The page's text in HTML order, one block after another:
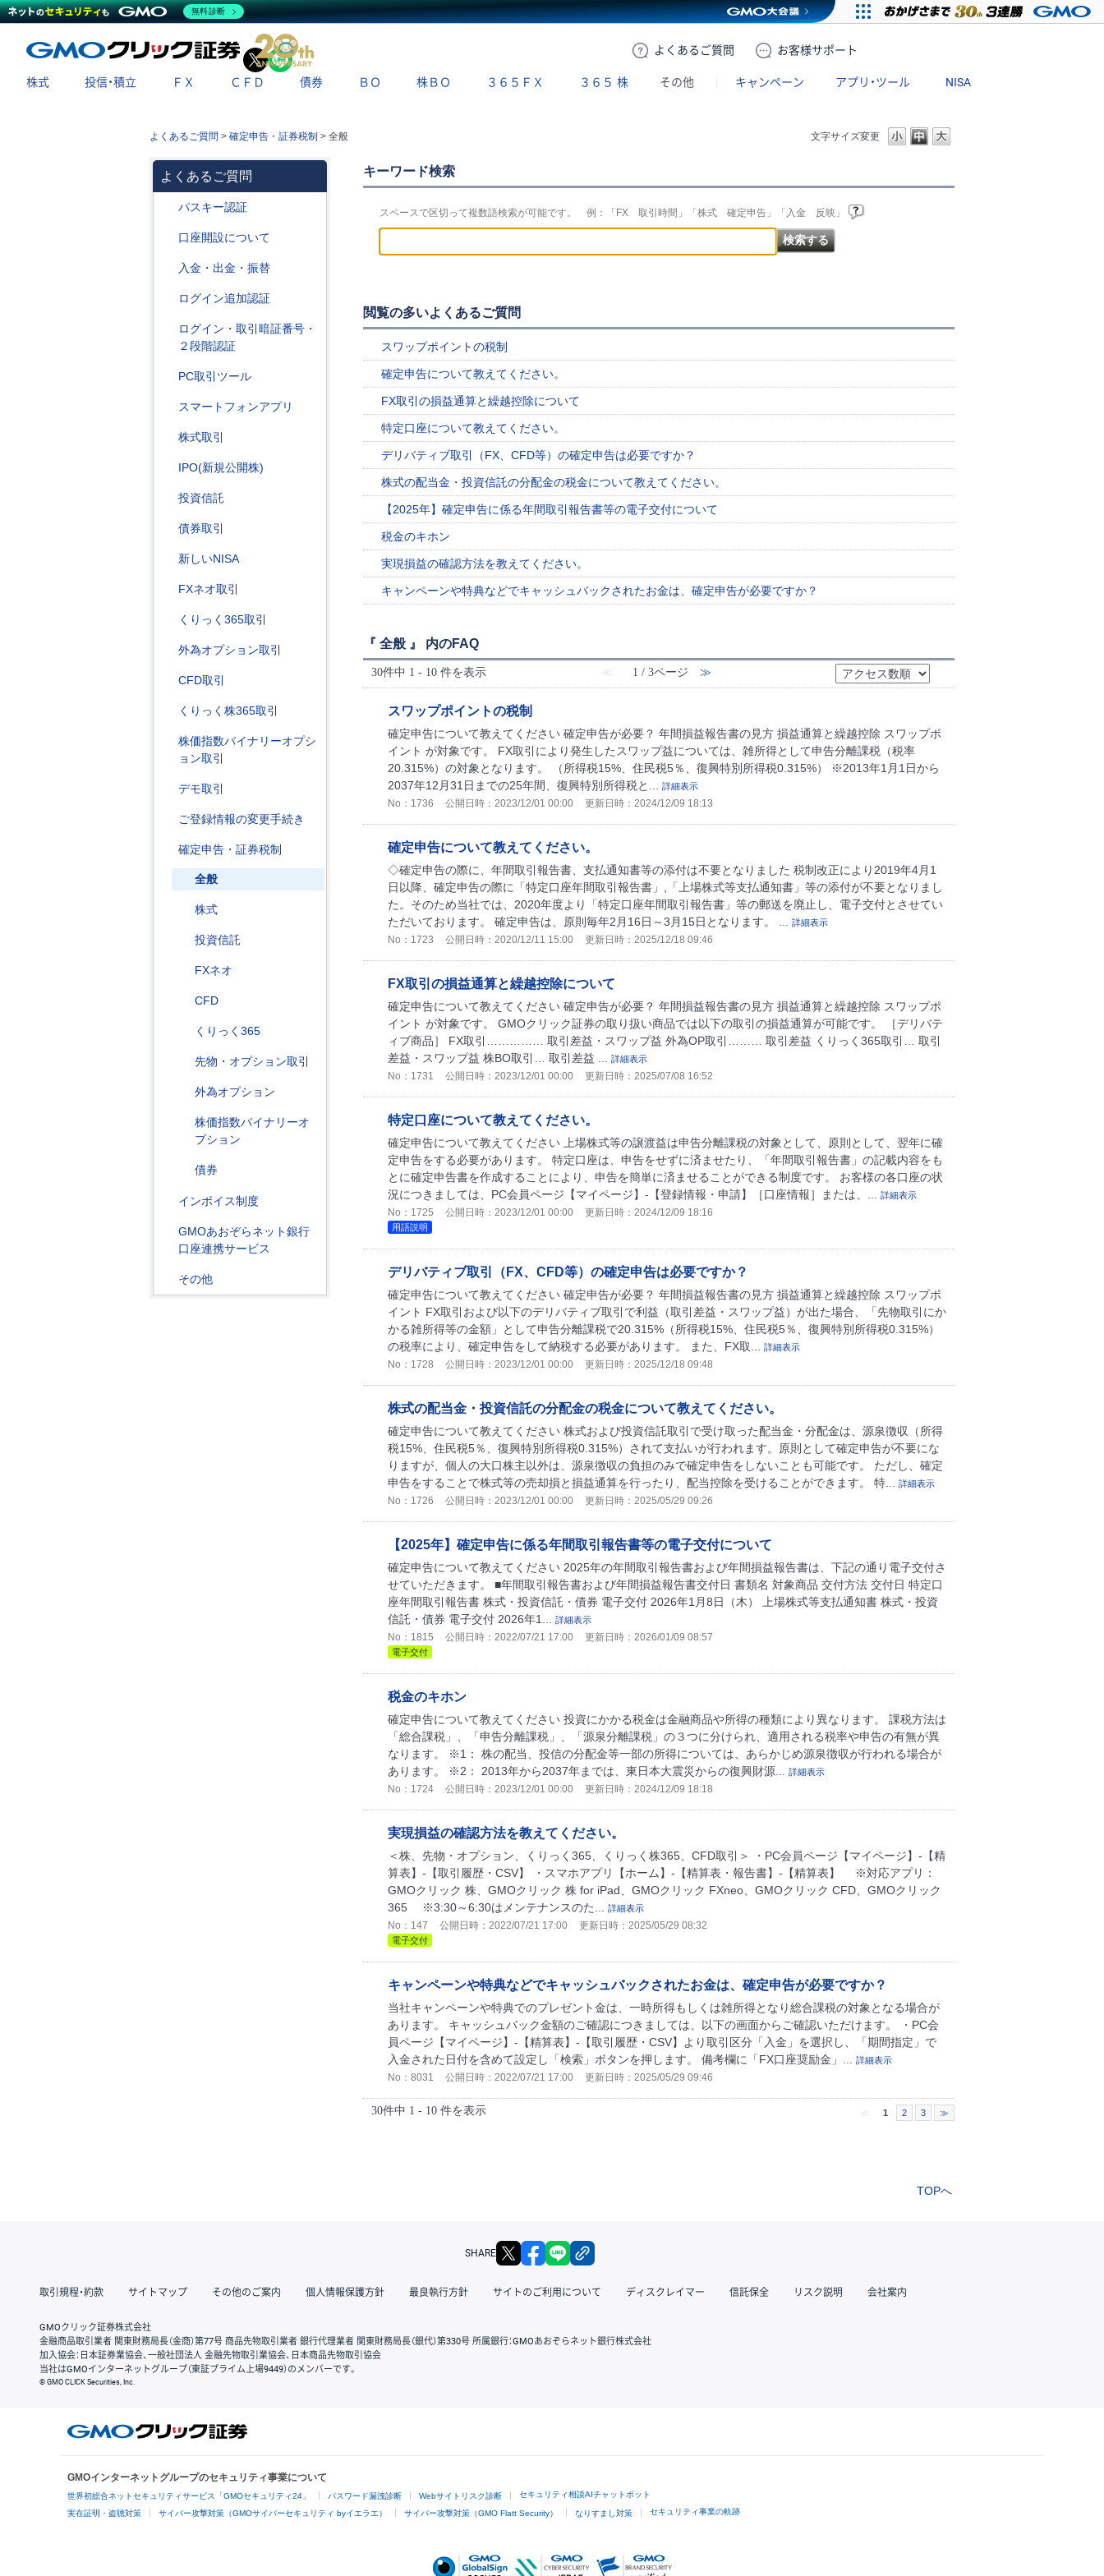
よくある ご質問 お客様サポート
X
株式 投信・積立 ＦＸ ＣＦＤ 債券 ＢＯ 株ＢＯ ３６５ＦＸ ３６５ 株 その他 キャンペーン アプリ・ツール NISA
文字サイズ変更
よくあるご質問 > 確定申告・証券税制 > 全般
よくあるご質問
パスキー認証
口座開設について
入金・出金・振替
ログイン追加認証
ログイン・取引暗証番号・
２段階認証
PC取引ツール
スマートフォンアプリ
株式取引
IPO(新規公開株)
投資信託
債券取引
新しいNISA
FXネオ取引
くりっく365取引
外為オプション取引
CFD取引
くりっく株365取引
株価指数バイナリーオプシ
ョン取引
デモ取引
ご登録情報の変更手続き
確定申告・証券税制
全般
株式
投資信託
FXネオ
CFD
くりっく365
先物・オプション取引
外為オプション
株価指数バイナリーオ
プション
債券
インボイス制度
GMOあおぞらネット銀行
口座連携サービス
その他
キーワード検索
スペースで区切って複数語検索が可能です。 例：「FX 取引時間」「株式 確定申告」「入金 反映」
閲覧の多いよくあるご質問
スワップポイントの税制
確定申告について教えてください。
FX取引の損益通算と繰越控除について
特定口座について教えてください。
デリバティブ取引（FX、CFD等）の確定申告は必要ですか？
株式の配当金・投資信託の分配金の税金について教えてください。
【2025年】確定申告に係る年間取引報告書等の電子交付について
税金のキホン
実現損益の確認方法を教えてください。
キャンペーンや特典などでキャッシュバックされたお金は、確定申告が必要ですか？
『 全般 』 内のFAQ
30件中 1 - 10 件を表示 ≪ 1 / 3ページ ≫
スワップポイントの税制
確定申告について教えてください 確定申告が必要？ 年間損益報告書の見方 損益通算と繰越控除 スワップポ
イント が対象です。 FX取引により発生したスワップ益については、雑所得として申告分離課税（税率
20.315%）の対象となります。 （所得税15%、住民税5％、復興特別所得税0.315%） ※2013年1月1日から
2037年12月31日までの25年間、復興特別所得税と...
詳細表示
No：1736 公開日時：2023/12/01 00:00 更新日時：2024/12/09 18:13
確定申告について教えてください。
◇確定申告の際に、年間取引報告書、支払通知書等の添付は不要となりました 税制改正により2019年4月1
日以降、確定申告の際に「特定口座年間取引報告書」,「上場株式等支払通知書」等の添付が不要となりまし
た。そのため当社では、2020年度より「特定口座年間取引報告書」等の郵送を廃止し、電子交付とさせてい
ただいております。 確定申告は、原則毎年2月16日～3月15日となります。 ...
詳細表示
No：1723 公開日時：2020/12/11 15:00 更新日時：2025/12/18 09:46
FX取引の損益通算と繰越控除について
確定申告について教えてください 確定申告が必要？ 年間損益報告書の見方 損益通算と繰越控除 スワップポ
イント が対象です。 GMOクリック証券の取り扱い商品では以下の取引の損益通算が可能です。 ［デリバテ
ィブ商品］ FX取引…………… 取引差益・スワップ益 外為OP取引……… 取引差益 くりっく365取引… 取引
差益・スワップ益 株BO取引… 取引差益 ...
詳細表示
No：1731 公開日時：2023/12/01 00:00 更新日時：2025/07/08 16:52
特定口座について教えてください。
確定申告について教えてください 上場株式等の譲渡益は申告分離課税の対象として、原則として、翌年に確
定申告をする必要があります。 特定口座は、申告をせずに済ませたり、「年間取引報告書」の記載内容をも
とに確定申告書を作成することにより、申告を簡単に済ませることができる制度です。 お客様の各口座の状
況につきましては、PC会員ページ【マイページ】-【登録情報・申請】［口座情報］または、...
詳細表示
No：1725 公開日時：2023/12/01 00:00 更新日時：2024/12/09 18:16
用語説明
デリバティブ取引（FX、CFD等）の確定申告は必要ですか？
確定申告について教えてください 確定申告が必要？ 年間損益報告書の見方 損益通算と繰越控除 スワップポ
イント FX取引および以下のデリバティブ取引で利益（取引差益・スワップ益）が出た場合、「先物取引にか
かる雑所得等の金額」として申告分離課税で20.315%（所得税15%、住民税5％、復興特別所得税0.315%）
の税率により、確定申告をして納税する必要があります。 また、FX取...
詳細表示
No：1728 公開日時：2023/12/01 00:00 更新日時：2025/12/18 09:48
株式の配当金・投資信託の分配金の税金について教えてください。
確定申告について教えてください 株式および投資信託取引で受け取った配当金・分配金は、源泉徴収（所得
税15%、住民税5％、復興特別所得税0.315%）されて支払いが行われます。原則として確定申告が不要にな
りますが、個人の大口株主以外は、源泉徴収の負担のみで確定申告をしないことも可能です。 ただし、確定
申告をすることで株式等の売却損と損益通算を行ったり、配当控除を受けることができます。 特...
詳細表示
No：1726 公開日時：2023/12/01 00:00 更新日時：2025/05/29 09:26
【2025年】確定申告に係る年間取引報告書等の電子交付について
確定申告について教えてください 2025年の年間取引報告書および年間損益報告書は、下記の通り電子交付さ
せていただきます。 ■年間取引報告書および年間損益報告書交付日 書類名 対象商品 交付方法 交付日 特定口
座年間取引報告書 株式・投資信託・債券 電子交付 2026年1月8日（木） 上場株式等支払通知書 株式・投資
信託・債券 電子交付 2026年1...
詳細表示
No：1815 公開日時：2022/07/21 17:00 更新日時：2026/01/09 08:57
電子交付
税金のキホン
確定申告について教えてください 投資にかかる税金は金融商品や所得の種類により異なります。 課税方法は
「総合課税」、「申告分離課税」、「源泉分離課税」の３つに分けられ、適用される税率や申告の有無が異
なります。 ※1： 株の配当、投信の分配金等一部の所得については、あらかじめ源泉徴収が行われる場合が
あります。 ※2： 2013年から2037年までは、東日本大震災からの復興財源...
詳細表示
No：1724 公開日時：2023/12/01 00:00 更新日時：2024/12/09 18:18
実現損益の確認方法を教えてください。
＜株、先物・オプション、くりっく365、くりっく株365、CFD取引＞ ・PC会員ページ【マイページ】-【精
算表】-【取引履歴・CSV】 ・スマホアプリ【ホーム】-【精算表・報告書】-【精算表】 ※対応アプリ：
GMOクリック 株、GMOクリック 株 for iPad、GMOクリック FXneo、GMOクリック CFD、GMOクリック
365 ※3:30～6:30はメンテナンスのた...
詳細表示
No：147 公開日時：2022/07/21 17:00 更新日時：2025/05/29 08:32
電子交付
キャンペーンや特典などでキャッシュバックされたお金は、確定申告が必要ですか？
当社キャンペーンや特典でのプレゼント金は、一時所得もしくは雑所得となり総合課税の対象となる場合が
あります。 キャッシュバック金額のご確認につきましては、以下の画面からご確認いただけます。 ・PC会
員ページ【マイページ】-【精算表】-【取引履歴・CSV】より取引区分「入金」を選択し、「期間指定」で
入金された日付を含めて設定し「検索」ボタンを押します。 備考欄に「FX口座奨励金」...
詳細表示
No：8031 公開日時：2022/07/21 17:00 更新日時：2025/05/29 09:46
30件中 1 - 10 件を表示 1 2 3 ≫
TOPへ
SHARE X facebook
取引規程・約款 サイトマップ その他のご案内 個人情報保護方針 最良執行方針 サイトのご利用について ディスクレイマー 信託保全 リスク説明 会社案内
GMOクリック証券株式会社
金融商品取引業者 関東財務局長（金商）第77号 商品先物取引業者 銀行代理業者 関東財務局長（銀代）第330号 所属銀行：GMOあおぞらネット銀行株式会社
加入協会：日本証券業協会、一般社団法人 金融先物取引業協会、日本商品先物取引協会
当社はGMOインターネットグループ（東証プライム上場9449）のメンバーです。
© GMO CLICK Securities, Inc.
GMOインターネットグループのセキュリティ事業について
世界初総合ネットセキュリティサービス「GMOセキュリティ24」 パスワード漏洩診断 Webサイトリスク診断 セキュリティ相談AIチャットボット
実在証明・盗聴対策 サイバー攻撃対策（GMOサイバーセキュリティ byイエラエ） サイバー攻撃対策（GMO Flatt Security） なりすまし対策 セキュリティ事業の軌跡
無料診断